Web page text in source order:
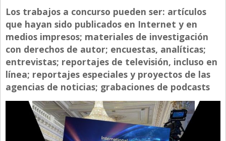
Diarios de Argentina
Diarios del Mundo
Directivos
Ecología y Ambiente
Economía
El Experto
El Innovador
El Precio Que Yo Ví
Los trabajos a concurso pueden ser: artículos
que hayan sido publicados en Internet y en
medios impresos; materiales de investigación
con derechos de autor; encuestas, analíticas;
entrevistas; reportajes de televisión, incluso en
línea; reportajes especiales y proyectos de las
agencias de noticias; grabaciones de podcasts